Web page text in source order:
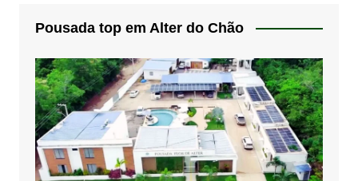
Pousada top em Alter do Chão